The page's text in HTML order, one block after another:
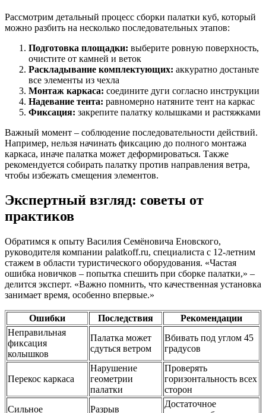
Рассмотрим детальный процесс сборки палатки куб, который
можно разбить на несколько последовательных этапов:
Подготовка площадки: выберите ровную поверхность,
очистите от камней и веток
Раскладывание комплектующих: аккуратно достаньте
все элементы из чехла
Монтаж каркаса: соедините дуги согласно инструкции
Надевание тента: равномерно натяните тент на каркас
Фиксация: закрепите палатку колышками и растяжками
Важный момент – соблюдение последовательности действий.
Например, нельзя начинать фиксацию до полного монтажа
каркаса, иначе палатка может деформироваться. Также
рекомендуется собирать палатку против направления ветра,
чтобы избежать смещения элементов.
Экспертный взгляд: советы от
практиков
Обратимся к опыту Василия Семёновича Еновского,
руководителя компании palatkoff.ru, специалиста с 12-летним
стажем в области туристического оборудования. «Частая
ошибка новичков – попытка спешить при сборке палатки,» –
делится эксперт. «Важно помнить, что качественная установка
занимает время, особенно впервые.»
Ошибки Последствия
Рекомендации
Неправильная
фиксация
колышков
Палатка может
сдуться ветром
Вбивать под углом 45
градусов
Перекос каркаса
Нарушение
геометрии
палатки
Проверять
горизонтальность всех
сторон
Сильное
Разрыв
Достаточное